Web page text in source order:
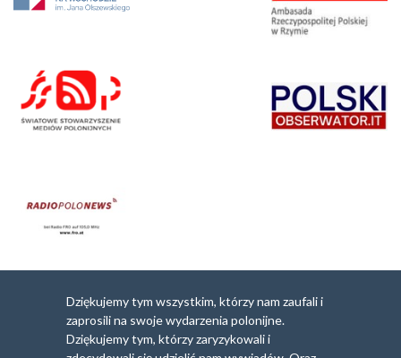
Dziękujemy tym wszystkim, którzy nam zaufali i
zaprosili na swoje wydarzenia polonijne.
Dziękujemy tym, którzy zaryzykowali i